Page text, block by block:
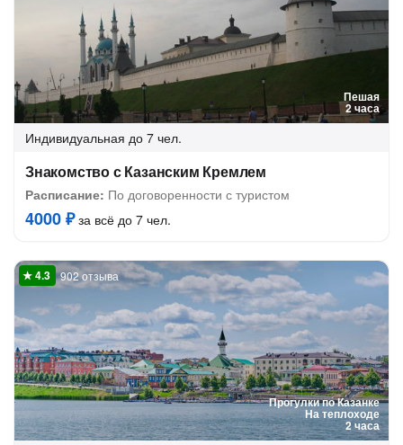
Пешая
2 часа
Индивидуальная до 7 чел.
Знакомство с Казанским Кремлем
Расписание: По договоренности с туристом
4000 ₽за всё до 7 чел.
Прогулки по Казанке
На теплоходе
2 часа
902 отзыва